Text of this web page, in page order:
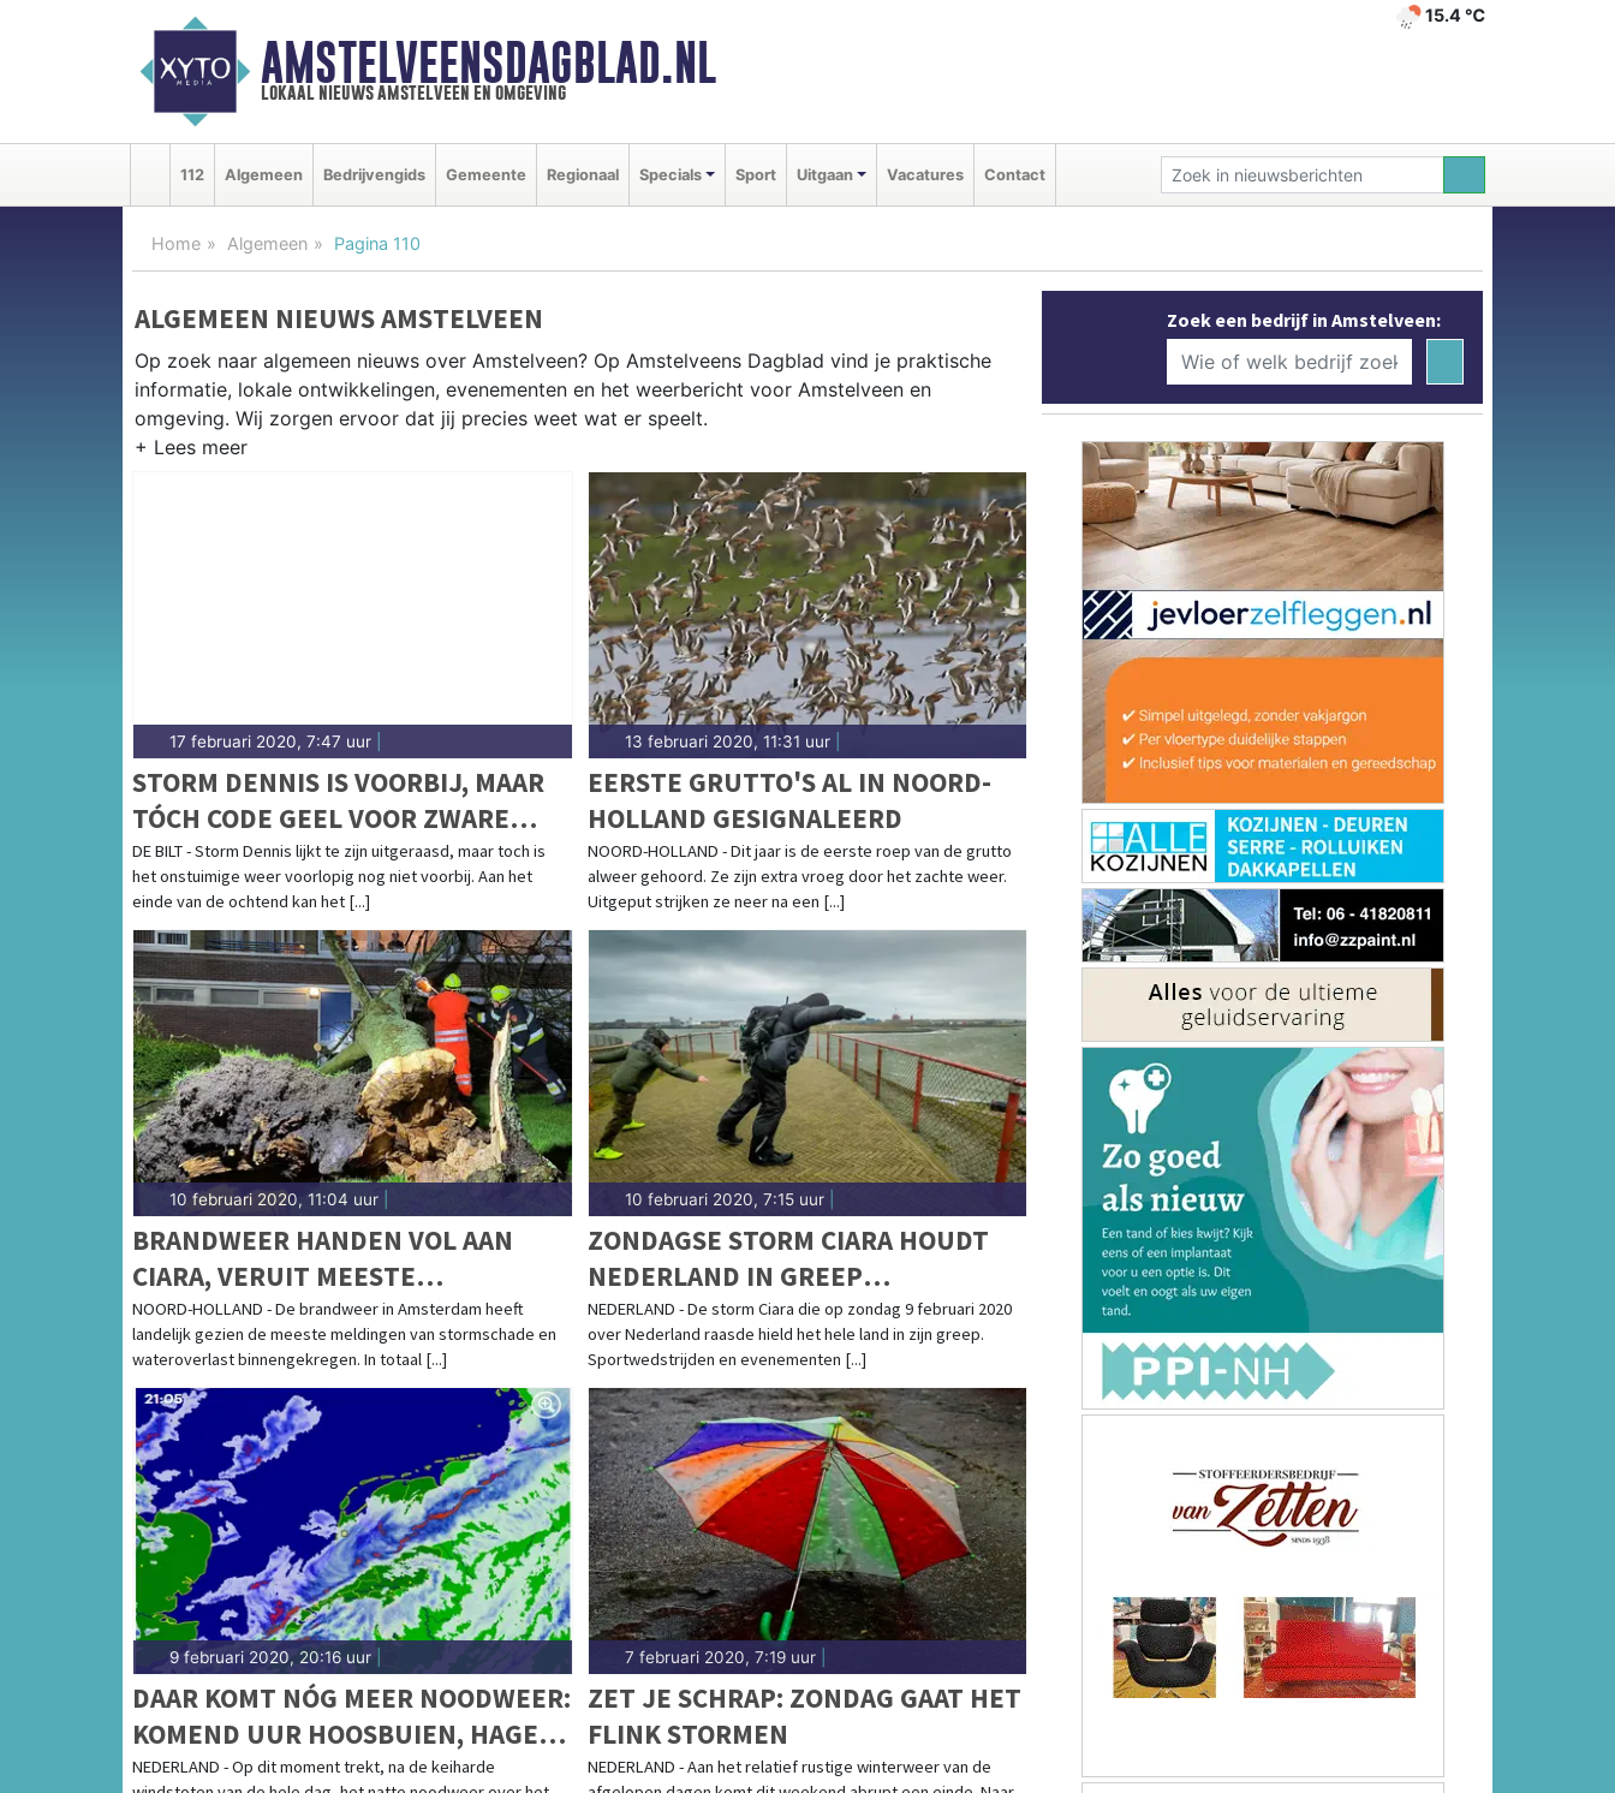
AMSTELVEENSDAGBLAD.NL
lokaal nieuws amstelveen en omgeving
15.4 ℃
112 Algemeen Bedrijvengids Gemeente Regionaal Specials Sport Uitgaan Vacatures Contact
Home Algemeen Pagina 110
ALGEMEEN NIEUWS AMSTELVEEN
Op zoek naar algemeen nieuws over Amstelveen? Op Amstelveens Dagblad vind je praktische
informatie, lokale ontwikkelingen, evenementen en het weerbericht voor Amstelveen en
omgeving. Wij zorgen ervoor dat jij precies weet wat er speelt.
PRAKTISCHE INFORMATIE AMSTELVEEN
Van werkzaamheden op de A9 en de Amstelveenseweg tot evenementen in het Cobra Museum,
het CoBrA-park en het weerbericht voor Amstelveen en omgeving.
17 februari 2020, 7:47 uur
STORM DENNIS IS VOORBIJ, MAAR
TÓCH CODE GEEL VOOR ZWARE
WINDSTOTEN EN ONWEER
DE BILT - Storm Dennis lijkt te zijn uitgeraasd, maar toch is
het onstuimige weer voorlopig nog niet voorbij. Aan het
einde van de ochtend kan het [...]
13 februari 2020, 11:31 uur|
EERSTE GRUTTO'S AL IN NOORD-
HOLLAND GESIGNALEERD
NOORD-HOLLAND - Dit jaar is de eerste roep van de grutto
alweer gehoord. Ze zijn extra vroeg door het zachte weer.
Uitgeput strijken ze neer na een [...]
10 februari 2020, 11:04 uur
BRANDWEER HANDEN VOL AAN
CIARA, VERUIT MEESTE
STORMMELDINGEN IN AMSTERDAM
NOORD-HOLLAND - De brandweer in Amsterdam heeft
landelijk gezien de meeste meldingen van stormschade en
wateroverlast binnengekregen. In totaal [...]
10 februari 2020, 7:15 uur|
ZONDAGSE STORM CIARA HOUDT
NEDERLAND IN GREEP
(FOTOALBUM)
NEDERLAND - De storm Ciara die op zondag 9 februari 2020
over Nederland raasde hield het hele land in zijn greep.
Sportwedstrijden en evenementen [...]
9 februari 2020, 20:16 uur
DAAR KOMT NÓG MEER NOODWEER:
KOMEND UUR HOOSBUIEN, HAGEL
EN ONWEER
NEDERLAND - Op dit moment trekt, na de keiharde
7 februari 2020, 7:19 uur|
ZET JE SCHRAP: ZONDAG GAAT HET
FLINK STORMEN
NEDERLAND - Aan het relatief rustige winterweer van de
Zoek een bedrijf in Amstelveen: